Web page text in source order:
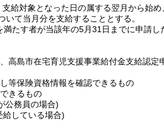
給対象となった日の属する翌月から始
て当月分を支給することとする。
満たす者が当該年の5月31日までに申請
高島市在宅育児支援事業給付金支給認定
等保険資格情報を確認できるもの
きるもの
公務員の場合)
している場合)